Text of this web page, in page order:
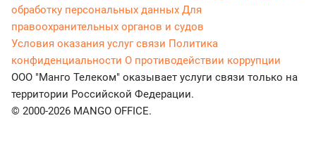
обработку персональных данных Для
правоохранительных органов и судов
Условия оказания услуг связи Политика
конфиденциальности О противодействии коррупции
ООО "Манго Телеком" оказывает услуги связи только на
территории Российской Федерации.
© 2000-2026 MANGO OFFICE.